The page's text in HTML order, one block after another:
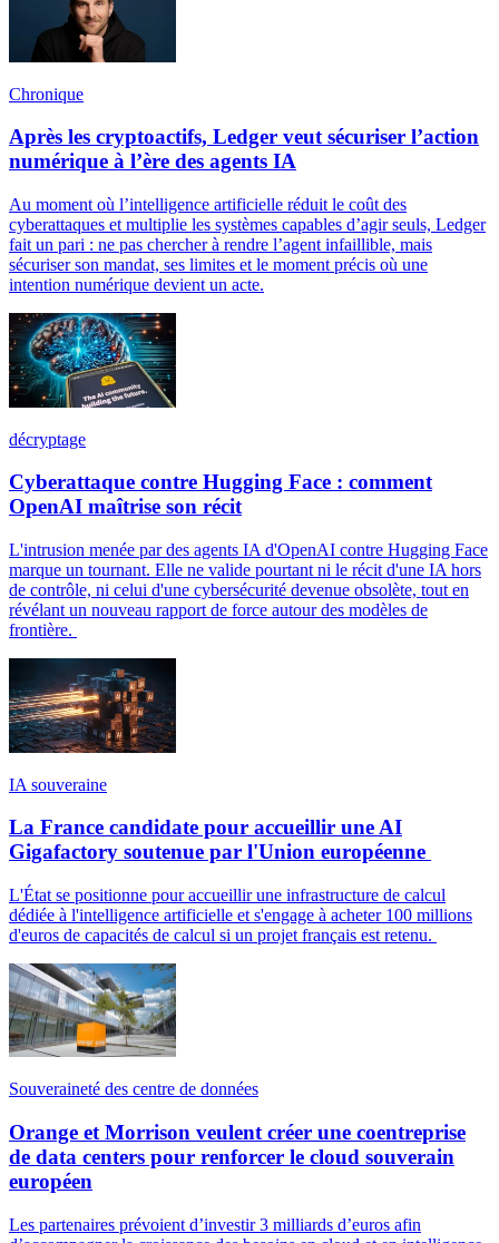
Chronique
Après les cryptoactifs, Ledger veut sécuriser l’action
numérique à l’ère des agents IA
Au moment où l’intelligence artificielle réduit le coût des
cyberattaques et multiplie les systèmes capables d’agir seuls, Ledger
fait un pari : ne pas chercher à rendre l’agent infaillible, mais
sécuriser son mandat, ses limites et le moment précis où une
intention numérique devient un acte.
décryptage
Cyberattaque contre Hugging Face : comment
OpenAI maîtrise son récit
L'intrusion menée par des agents IA d'OpenAI contre Hugging Face
marque un tournant. Elle ne valide pourtant ni le récit d'une IA hors
de contrôle, ni celui d'une cybersécurité devenue obsolète, tout en
révélant un nouveau rapport de force autour des modèles de
frontière.
IA souveraine
La France candidate pour accueillir une AI
Gigafactory soutenue par l'Union européenne
L'État se positionne pour accueillir une infrastructure de calcul
dédiée à l'intelligence artificielle et s'engage à acheter 100 millions
d'euros de capacités de calcul si un projet français est retenu.
Souveraineté des centre de données
Orange et Morrison veulent créer une coentreprise
de data centers pour renforcer le cloud souverain
européen
Les partenaires prévoient d’investir 3 milliards d’euros afin